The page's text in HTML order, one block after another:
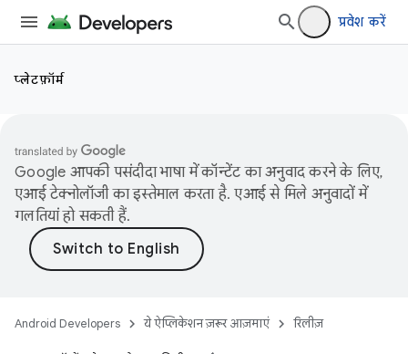
प्रवेश करें
प्लेटफ़ॉर्म
Google आपकी पसंदीदा भाषा में कॉन्टेंट का अनुवाद करने के लिए,
एआई टेक्नोलॉजी का इस्तेमाल करता है. एआई से मिले अनुवादों में
गलतियां हो सकती हैं.
Android Developers ये ऐप्लिकेशन ज़रूर आज़माएं रिलीज़